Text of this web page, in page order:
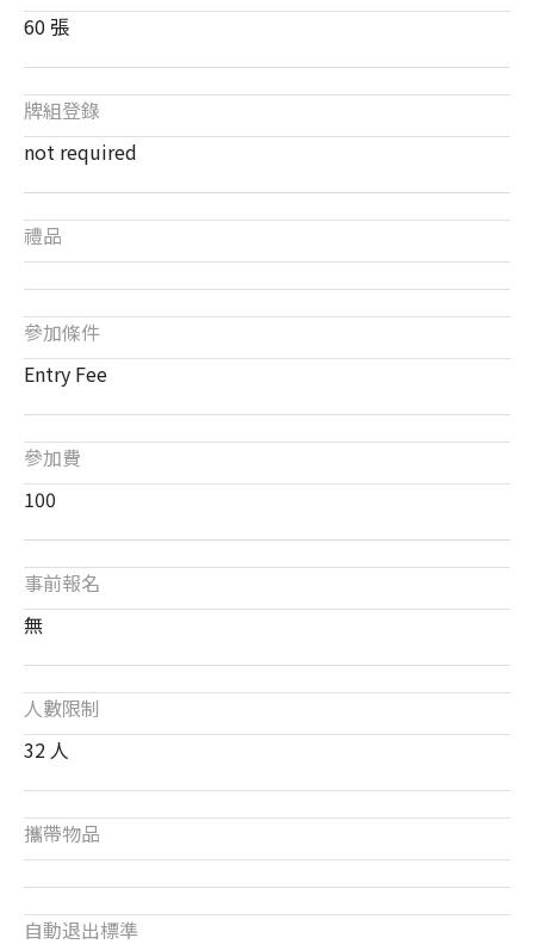
60 張
牌組登錄
not required
禮品
參加條件
Entry Fee
參加費
100
事前報名
無
人數限制
32 人
攜帶物品
自動退出標準